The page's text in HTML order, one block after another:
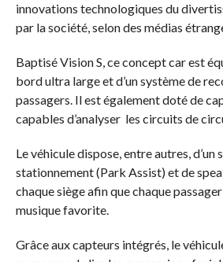
innovations technologiques du
par la société, selon des médias
Baptisé Vision S, ce concept car est
bord ultra large et d’un système de
passagers. Il est également doté de
capables d’analyser les circuits de
Le véhicule dispose, entre autres, d’un
stationnement (Park Assist) et de
chaque siège afin que chaque
musique favorite.
Grâce aux capteurs intégrés, le